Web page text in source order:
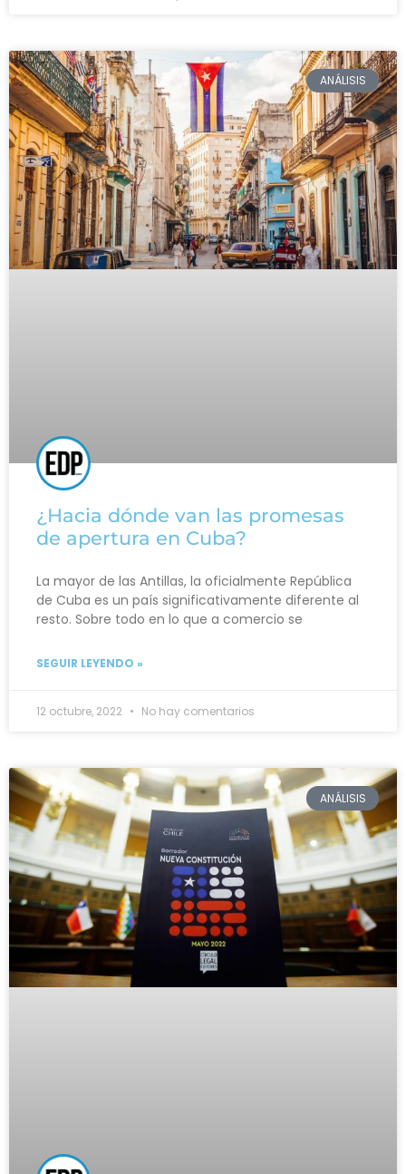
ANÁLISIS
¿Hacia dónde van las promesas
de apertura en Cuba?
La mayor de las Antillas, la oficialmente República
de Cuba es un país significativamente diferente al
resto. Sobre todo en lo que a comercio se
SEGUIR LEYENDO »
12 octubre, 2022 No hay comentarios
ANÁLISIS